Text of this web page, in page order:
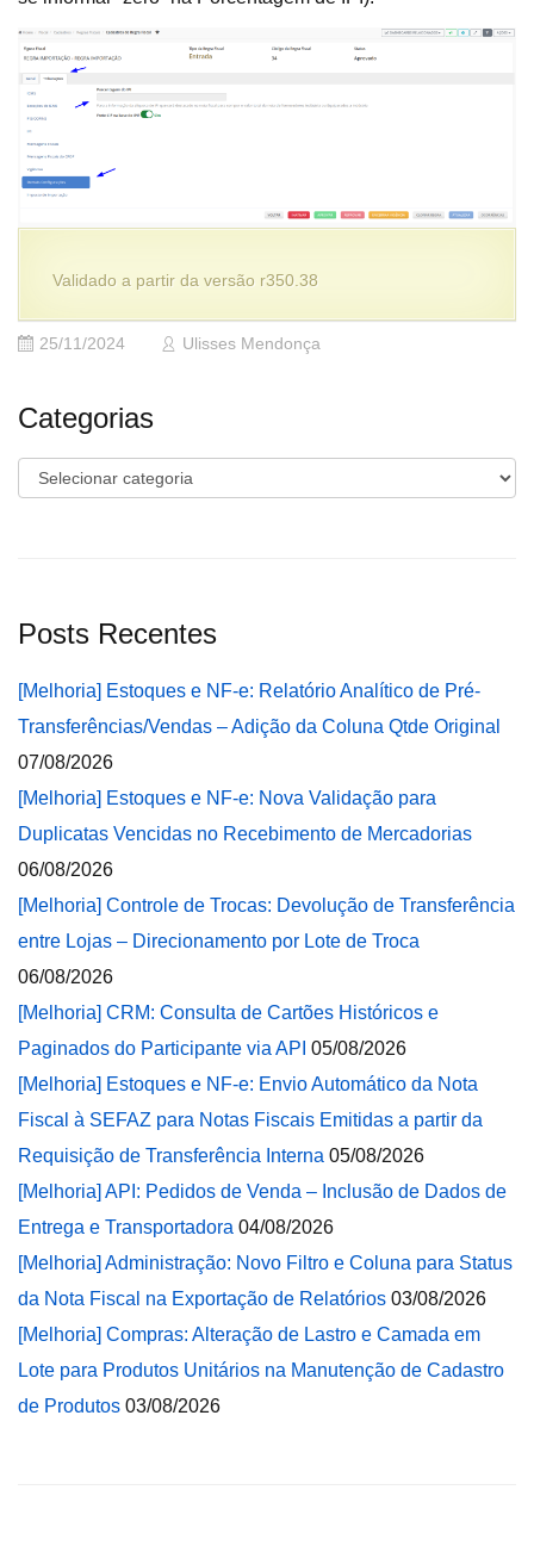
Validado a partir da versão r350.38
25/11/2024 Ulisses Mendonça
Categorias
Categorias
Posts Recentes
[Melhoria] Estoques e NF-e: Relatório Analítico de Pré-
Transferências/Vendas – Adição da Coluna Qtde Original
07/08/2026
[Melhoria] Estoques e NF-e: Nova Validação para
Duplicatas Vencidas no Recebimento de Mercadorias
06/08/2026
[Melhoria] Controle de Trocas: Devolução de Transferência
entre Lojas – Direcionamento por Lote de Troca
06/08/2026
[Melhoria] CRM: Consulta de Cartões Históricos e
Paginados do Participante via API 05/08/2026
[Melhoria] Estoques e NF-e: Envio Automático da Nota
Fiscal à SEFAZ para Notas Fiscais Emitidas a partir da
Requisição de Transferência Interna 05/08/2026
[Melhoria] API: Pedidos de Venda – Inclusão de Dados de
Entrega e Transportadora 04/08/2026
[Melhoria] Administração: Novo Filtro e Coluna para Status
da Nota Fiscal na Exportação de Relatórios 03/08/2026
[Melhoria] Compras: Alteração de Lastro e Camada em
Lote para Produtos Unitários na Manutenção de Cadastro
de Produtos 03/08/2026